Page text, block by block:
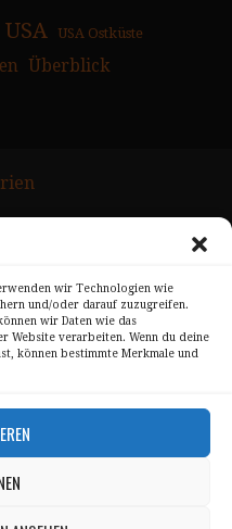
wir Technologien wie
und/oder darauf zuzugreifen.
wir Daten wie das
Website verarbeiten. Wenn du deine
können bestimmte Merkmale und
USA USA Ostküste
Überblick
Urheberrecht von
by